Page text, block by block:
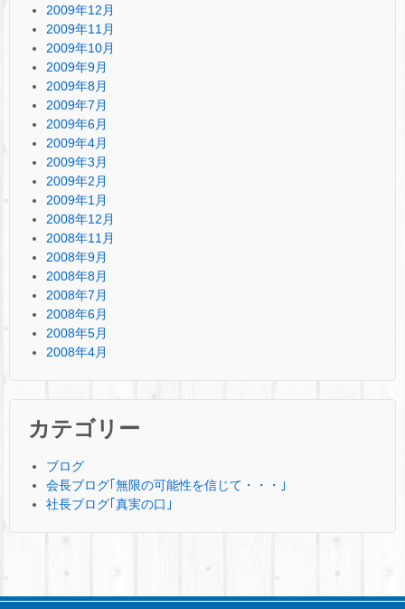
2009年12月
2009年11月
2009年10月
2009年9月
2009年8月
2009年7月
2009年6月
2009年4月
2009年3月
2009年2月
2009年1月
2008年12月
2008年11月
2008年9月
2008年8月
2008年7月
2008年6月
2008年5月
2008年4月
カテゴリー
ブログ
会長ブログ｢無限の可能性を信じて・・・｣
社長ブログ｢真実の口｣